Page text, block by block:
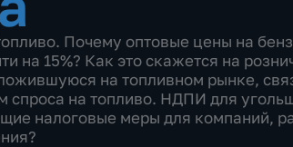
Почему оптовые цены на
на 15%? Как это скажется на
на топливном рынке,
спроса на топливо. НДПИ для
налоговые меры для компаний,